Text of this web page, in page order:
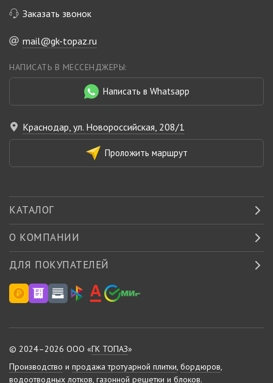
Заказать звонок
mail@gk-topaz.ru
НАПИСАТЬ В МЕССЕНДЖЕРЫ:
Написать в Whatsapp
Краснодар, ул. Новороссийская, 208/1
Проложить маршрут
КАТАЛОГ
О КОМПАНИИ
ДЛЯ ПОКУПАТЕЛЕЙ
© 2024–2026 ООО «ГК ТОПАЗ»
Производство и продажа тротуарной плитки, бордюров,
водоотводных лотков, газонной решетки и блоков.